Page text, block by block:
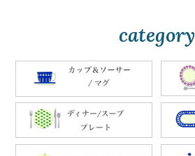
category